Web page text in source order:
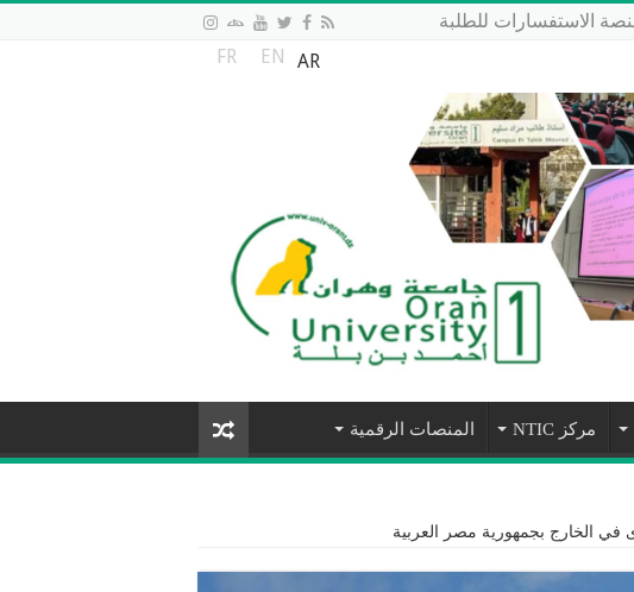
الاستفسارات للطلبة
AR
EN
FR
مركز NTIC المنصات الرقمية
في الخارج بجمهورية مصر العربية